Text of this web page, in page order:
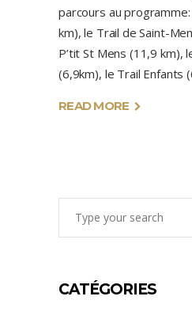
parcours au programme:
km), le Trail de Saint-
P’tit St Mens (11,9 km),
(6,9km), le Trail Enfants
READ MORE
CATÉGORIES